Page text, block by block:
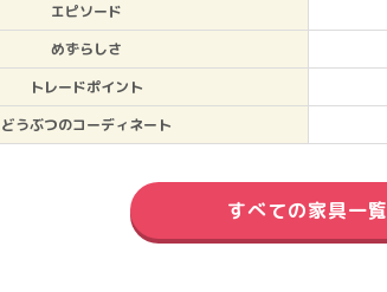
エピソード
めずらしさ
トレードポイント
どうぶつのコーディネート
すべての家具一覧